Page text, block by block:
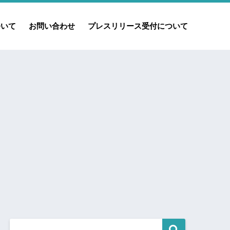
て お問い合わせ プレスリリース受付について